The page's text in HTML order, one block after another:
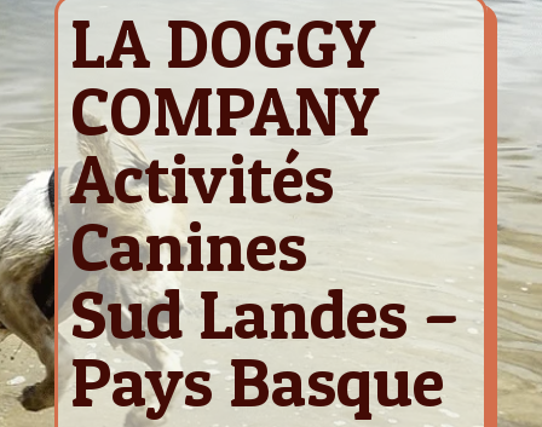
LA DOGGY
COMPANY
Activités
Canines
Sud Landes –
Pays Basque